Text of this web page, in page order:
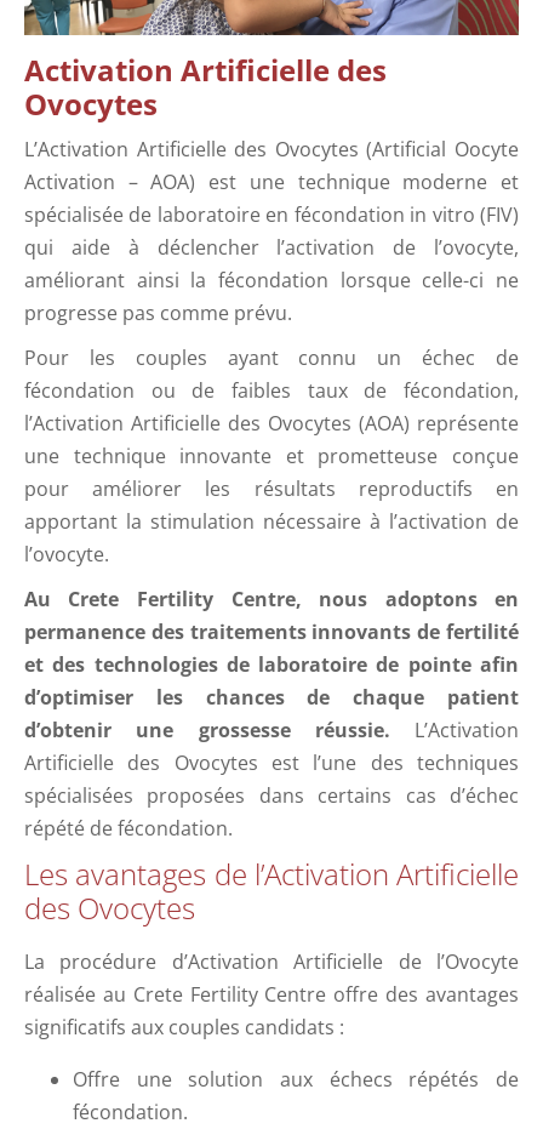
Activation Artificielle des
Ovocytes
L’Activation Artificielle des Ovocytes (Artificial Oocyte
Activation – AOA) est une technique moderne et
spécialisée de laboratoire en fécondation in vitro (FIV)
qui aide à déclencher l’activation de l’ovocyte,
améliorant ainsi la fécondation lorsque celle-ci ne
progresse pas comme prévu.
Pour les couples ayant connu un échec de
fécondation ou de faibles taux de fécondation,
l’Activation Artificielle des Ovocytes (AOA) représente
une technique innovante et prometteuse conçue
pour améliorer les résultats reproductifs en
apportant la stimulation nécessaire à l’activation de
l’ovocyte.
Au Crete Fertility Centre, nous adoptons en
permanence des traitements innovants de fertilité
et des technologies de laboratoire de pointe afin
d’optimiser les chances de chaque patient
d’obtenir une grossesse réussie. L’Activation
Artificielle des Ovocytes est l’une des techniques
spécialisées proposées dans certains cas d’échec
répété de fécondation.
Les avantages de l’Activation Artificielle
des Ovocytes
La procédure d’Activation Artificielle de l’Ovocyte
réalisée au Crete Fertility Centre offre des avantages
significatifs aux couples candidats :
Offre une solution aux échecs répétés de
fécondation.